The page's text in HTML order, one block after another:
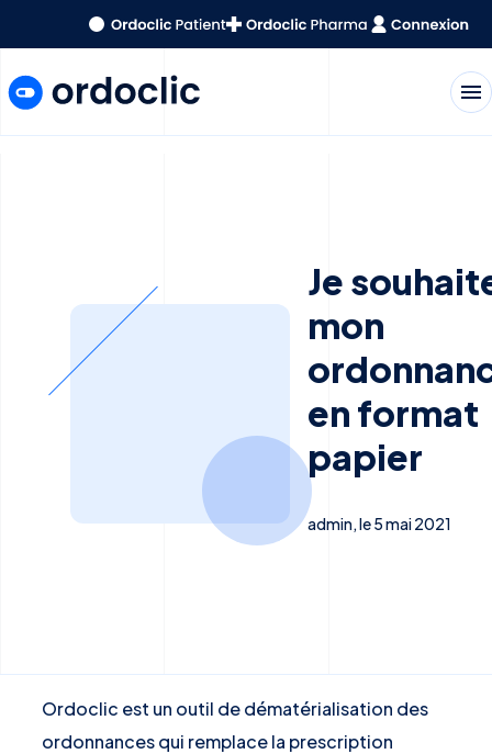
menu
Je
mon
en format
papier
admin, le 5 mai 2021
Ordoclic est un outil de dématérialisation des
ordonnances qui remplace la prescription